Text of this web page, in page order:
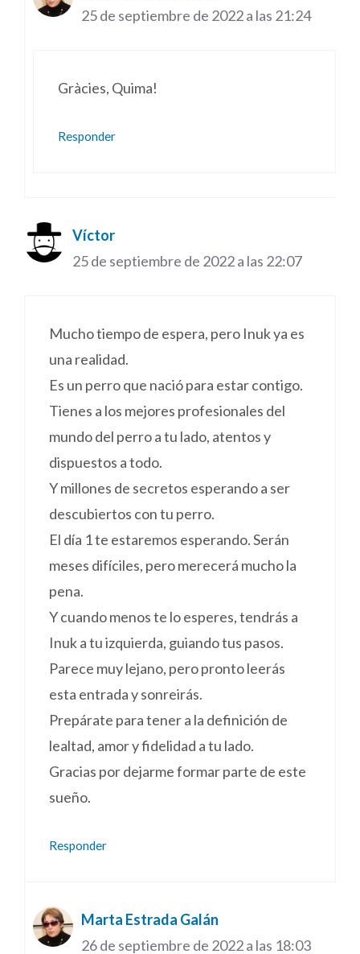
25 de septiembre de 2022 a las 21:24
Gràcies, Quima!
Responder
Víctor
25 de septiembre de 2022 a las 22:07
Mucho tiempo de espera, pero Inuk ya es
una realidad.
Es un perro que nació para estar contigo.
Tienes a los mejores profesionales del
mundo del perro a tu lado, atentos y
dispuestos a todo.
Y millones de secretos esperando a ser
descubiertos con tu perro.
El día 1 te estaremos esperando. Serán
meses difíciles, pero merecerá mucho la
pena.
Y cuando menos te lo esperes, tendrás a
Inuk a tu izquierda, guiando tus pasos.
Parece muy lejano, pero pronto leerás
esta entrada y sonreirás.
Prepárate para tener a la definición de
lealtad, amor y fidelidad a tu lado.
Gracias por dejarme formar parte de este
sueño.
Responder
Marta Estrada Galán
26 de septiembre de 2022 a las 18:03